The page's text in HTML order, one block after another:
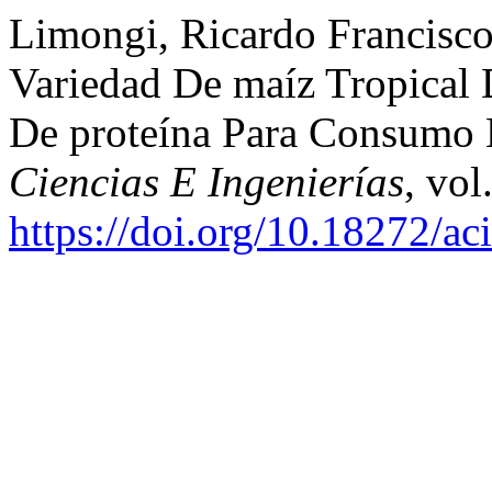
Limongi, Ricardo
Variedad De maíz Tropical
De proteína Para
Ciencias E Ingenierías,
https://doi.org/10.18272/